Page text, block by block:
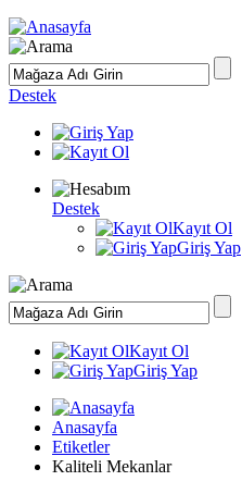
Destek
Destek
Kayıt Ol
Giriş Yap
Kayıt Ol
Giriş Yap
Anasayfa
Etiketler
Kaliteli Mekanlar